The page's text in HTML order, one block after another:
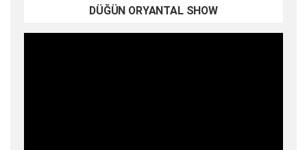
DÜĞÜN ORYANTAL SHOW